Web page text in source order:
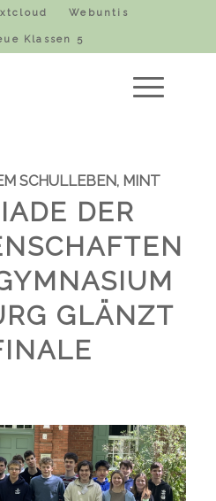
Webuntis
Klassen 5
SCHULLEBEN, MINT
DER
GLÄNZT